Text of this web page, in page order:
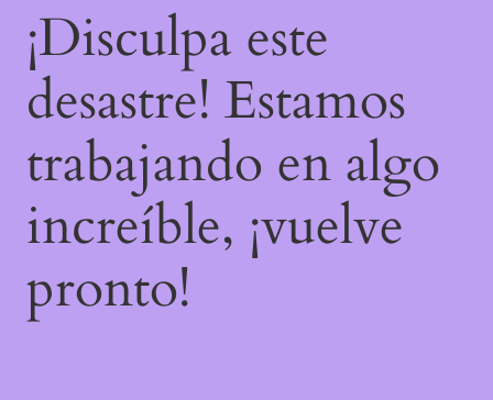
¡Disculpa este
desastre! Estamos
trabajando en algo
increíble, ¡vuelve
pronto!